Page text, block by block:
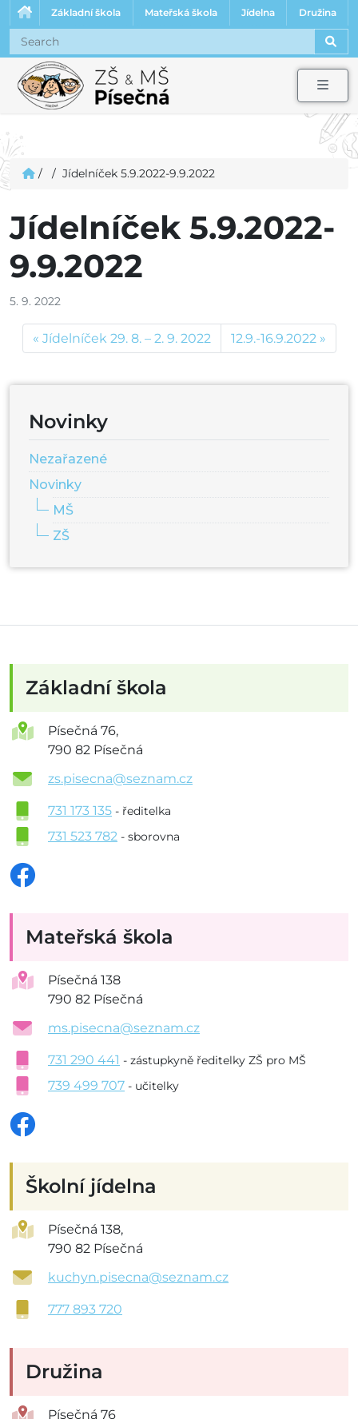
Základní škola Mateřská škola Jídelna Družina
/ / Jídelníček 5.9.2022-9.9.2022
Jídelníček 5.9.2022-
9.9.2022
5. 9. 2022
Jídelníček 29. 8. – 2. 9. 2022 12.9.-16.9.2022
Novinky
Nezařazené
Novinky
MŠ
ZŠ
Základní škola
Písečná 76,
790 82 Písečná
zs.pisecna@seznam.cz
731 173 135 - ředitelka
731 523 782 - sborovna
Mateřská škola
Písečná 138
790 82 Písečná
ms.pisecna@seznam.cz
731 290 441 - zástupkyně ředitelky ZŠ pro MŠ
739 499 707 - učitelky
Školní jídelna
Písečná 138,
790 82 Písečná
kuchyn.pisecna@seznam.cz
777 893 720
Družina
Písečná 76